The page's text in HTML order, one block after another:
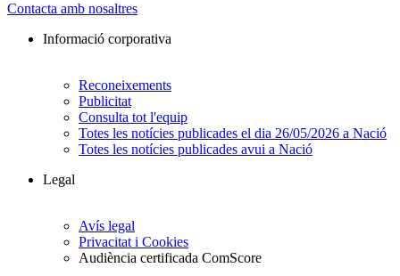
Contacta amb nosaltres
Informació corporativa
Reconeixements
Publicitat
Consulta tot l'equip
Totes les notícies publicades el dia 26/05/2026 a Nació
Totes les notícies publicades avui a Nació
Legal
Avís legal
Privacitat i Cookies
Audiència certificada ComScore